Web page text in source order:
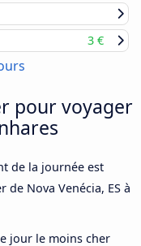
3 €
pour voyager
de la journée est
Nova Venécia, ES à
jour le moins cher